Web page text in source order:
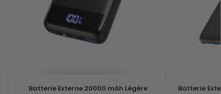
Batterie Externe 20000 mAh Légère Batterie